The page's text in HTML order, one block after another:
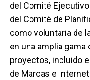
del Comité
del Comité de
como voluntaria de
en una amplia
proyectos, incluido
de Marcas e Internet.